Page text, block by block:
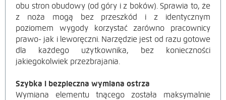
obu stron obudowy (od góry i z boków). Sprawia to, że
z noża mogą bez przeszkód i z identycznym
poziomem wygody korzystać zarówno pracownicy
prawo- jak i leworęczni. Narzędzie jest od razu gotowe
dla każdego użytkownika, bez konieczności
jakiegokolwiek przezbrajania.
Szybka i bezpieczna wymiana ostrza
Wymiana elementu tnącego została maksymalnie